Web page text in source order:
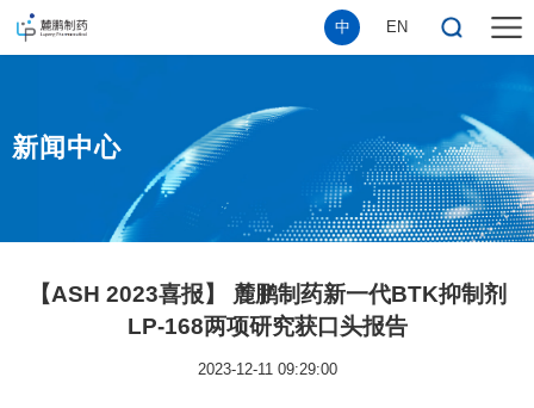
中 EN
新闻中心
【ASH 2023喜报】 麓鹏制药新一代BTK抑制剂
LP-168两项研究获口头报告
2023-12-11 09:29:00